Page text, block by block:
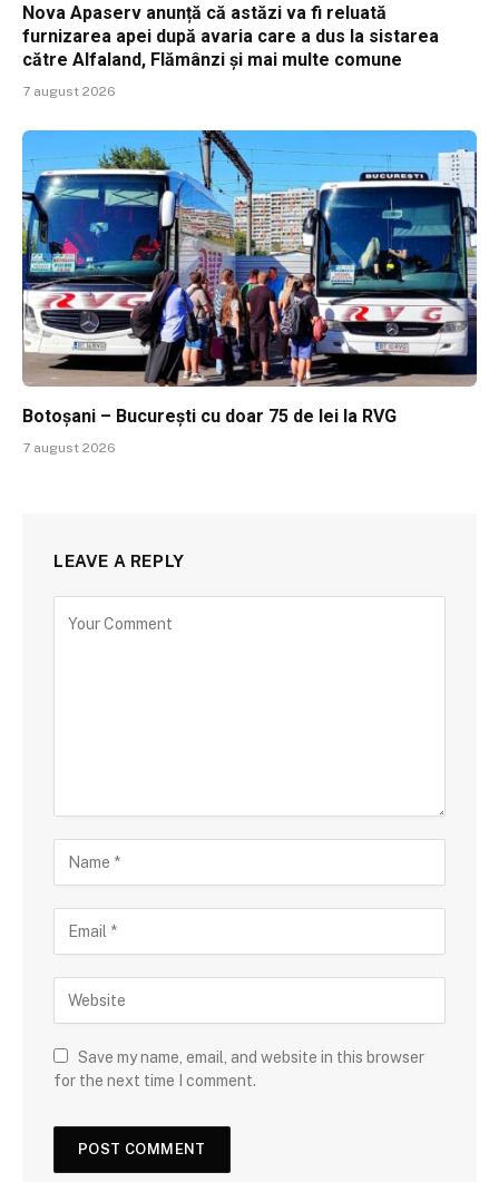
Nova Apaserv anunță că astăzi va fi reluată
furnizarea apei după avaria care a dus la sistarea
către Alfaland, Flămânzi și mai multe comune
7 august 2026
Botoșani – București cu doar 75 de lei la RVG
7 august 2026
LEAVE A REPLY
Save my name, email, and website in this browser
for the next time I comment.